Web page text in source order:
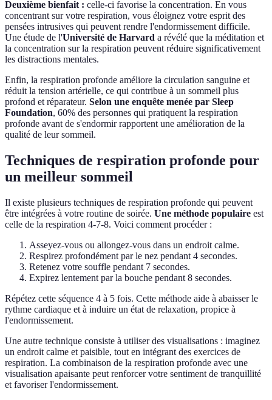
Deuxième bienfait : celle-ci favorise la concentration. En vous
concentrant sur votre respiration, vous éloignez votre esprit des
pensées intrusives qui peuvent rendre l'endormissement difficile.
Une étude de l'Université de Harvard a révélé que la méditation et
la concentration sur la respiration peuvent réduire significativement
les distractions mentales.
Enfin, la respiration profonde améliore la circulation sanguine et
réduit la tension artérielle, ce qui contribue à un sommeil plus
profond et réparateur. Selon une enquête menée par Sleep
Foundation, 60% des personnes qui pratiquent la respiration
profonde avant de s'endormir rapportent une amélioration de la
qualité de leur sommeil.
Techniques de respiration profonde pour
un meilleur sommeil
Il existe plusieurs techniques de respiration profonde qui peuvent
être intégrées à votre routine de soirée. Une méthode populaire est
celle de la respiration 4-7-8. Voici comment procéder :
Asseyez-vous ou allongez-vous dans un endroit calme.
Respirez profondément par le nez pendant 4 secondes.
Retenez votre souffle pendant 7 secondes.
Expirez lentement par la bouche pendant 8 secondes.
Répétez cette séquence 4 à 5 fois. Cette méthode aide à abaisser le
rythme cardiaque et à induire un état de relaxation, propice à
l'endormissement.
Une autre technique consiste à utiliser des visualisations : imaginez
un endroit calme et paisible, tout en intégrant des exercices de
respiration. La combinaison de la respiration profonde avec une
visualisation apaisante peut renforcer votre sentiment de tranquillité
et favoriser l'endormissement.